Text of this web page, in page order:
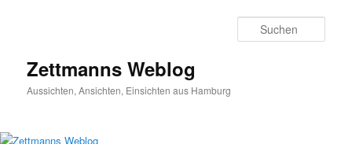
Zettmanns Weblog
Aussichten, Ansichten, Einsichten aus Hamburg